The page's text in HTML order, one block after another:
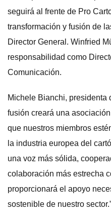
seguirá al frente de Pro
transformación y fusión de
Director General. Winfried
responsabilidad como
Comunicación.
Michele Bianchi, presidenta
fusión creará una
que nuestros miembros
la industria europea del
una voz más sólida,
colaboración más estrecha
proporcionará el apoyo
sostenible de nuestro